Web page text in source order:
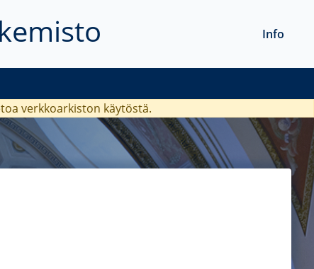
Info
verkkoarkiston käytöstä.